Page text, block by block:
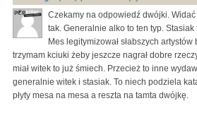
Czekamy na odpowiedź dwójki. Widać
tak. Generalnie alko to ten typ.
Mes legitymizował słabszych
trzymam kciuki żeby jeszcze nagrał dobre
miał witek to już śmiech. Przecież to inne
generalnie witek i stasiak. To niech podziela
płyty mesa na mesa a reszta na tamta dwójkę.